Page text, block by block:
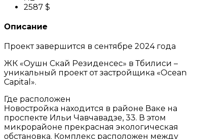
2587 $
Описание
Проект завершится в сентябре 2024 года
ЖК «Оушн Скай Резиденсес» в Тбилиси –
уникальный проект от застройщика «Ocean
Capital».
Где расположен
Новостройка находится в районе Ваке на
проспекте Ильи Чавчавадзе, 33. В этом
микрорайоне прекрасная экологическая
обстановка. Комплекс расположен между